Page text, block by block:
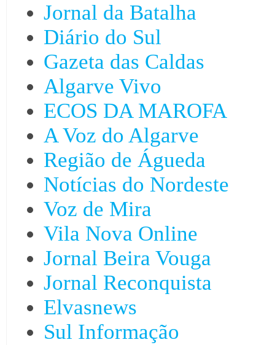
Jornal da Batalha
Diário do Sul
Gazeta das Caldas
Algarve Vivo
ECOS DA MAROFA
A Voz do Algarve
Região de Águeda
Notícias do Nordeste
Voz de Mira
Vila Nova Online
Jornal Beira Vouga
Jornal Reconquista
Elvasnews
Sul Informação